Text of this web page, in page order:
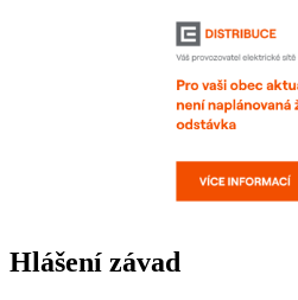
Hlášení závad